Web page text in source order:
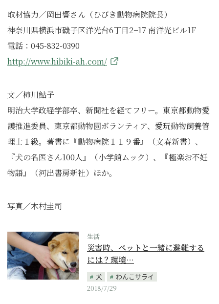
取材協力／岡田響さん（ひびき動物病院院長）
神奈川県横浜市磯子区洋光台6丁目2−17 南洋光ビル1F
電話：045-832-0390
http://www.hibiki-ah.com/
文／柿川鮎子
明治大学政経学部卒、新聞社を経てフリー。東京都動物愛
護推進委員、東京都動物園ボランティア、愛玩動物飼養管
理士１級。著書に『動物病院１１９番』（文春新書）、
『犬の名医さん100人』（小学館ムック）、『極楽お不妊
物語』（河出書房新社）ほか。
写真／木村圭司
生活
災害時、ペットと一緒に避難する
には？環境…
犬
わんこサライ
2018/7/29